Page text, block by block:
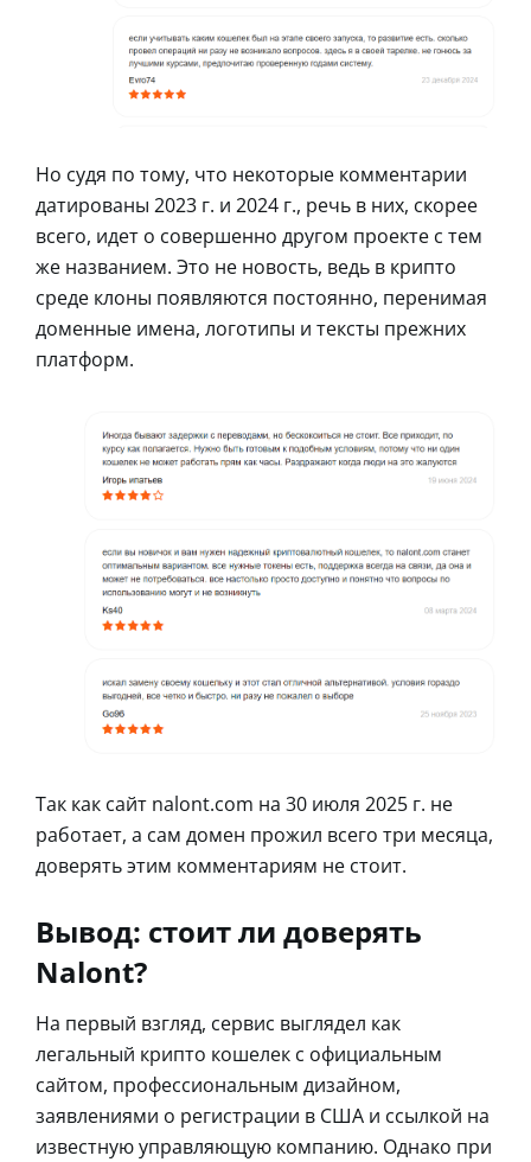
Но судя по тому, что некоторые комментарии
датированы 2023 г. и 2024 г., речь в них, скорее
всего, идет о совершенно другом проекте с тем
же названием. Это не новость, ведь в крипто
среде клоны появляются постоянно, перенимая
доменные имена, логотипы и тексты прежних
платформ.
Так как сайт nalont.com на 30 июля 2025 г. не
работает, а сам домен прожил всего три месяца,
доверять этим комментариям не стоит.
Вывод: стоит ли доверять
Nalont?
На первый взгляд, сервис выглядел как
легальный крипто кошелек с официальным
сайтом, профессиональным дизайном,
заявлениями о регистрации в США и ссылкой на
известную управляющую компанию. Однако при